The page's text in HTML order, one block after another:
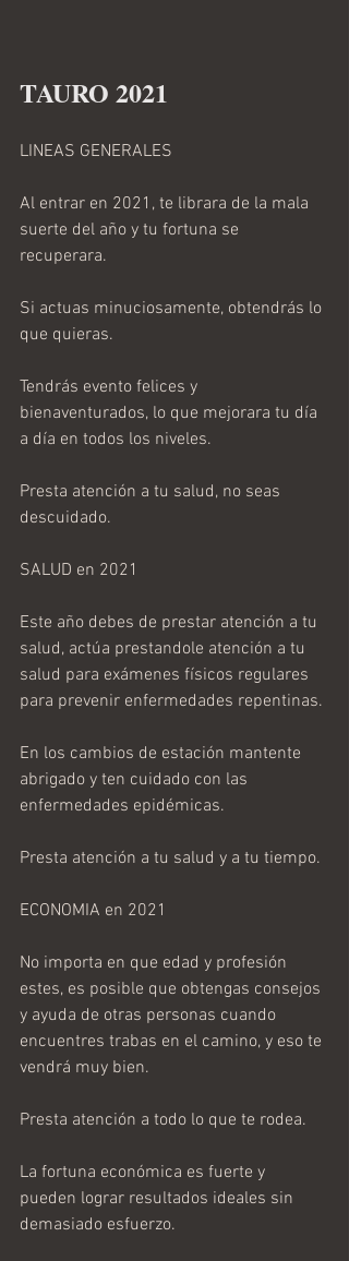
TAURO 2021
LINEAS GENERALES
Al entrar en 2021, te librara de la mala
suerte del año y tu fortuna se
recuperara.
Si actuas minuciosamente, obtendrás lo
que quieras.
Tendrás evento felices y
bienaventurados, lo que mejorara tu día
a día en todos los niveles.
Presta atención a tu salud, no seas
descuidado.
SALUD en 2021
Este año debes de prestar atención a tu
salud, actúa prestandole atención a tu
salud para exámenes físicos regulares
para prevenir enfermedades repentinas.
En los cambios de estación mantente
abrigado y ten cuidado con las
enfermedades epidémicas.
Presta atención a tu salud y a tu tiempo.
ECONOMIA en 2021
No importa en que edad y profesión
estes, es posible que obtengas consejos
y ayuda de otras personas cuando
encuentres trabas en el camino, y eso te
vendrá muy bien.
Presta atención a todo lo que te rodea.
La fortuna económica es fuerte y
pueden lograr resultados ideales sin
demasiado esfuerzo.